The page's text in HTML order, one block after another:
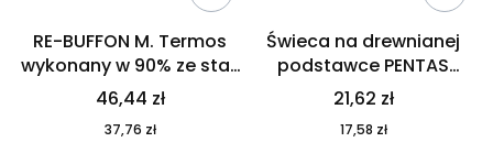
RE-BUFFON M. Termos
wykonany w 90% ze stali
nierdzewnej
pochodzącej z
recyklingu 520 ml 94294
46,44 zł
37,76 zł
Świeca na drewnianej
podstawce PENTAS
MO6282-40
21,62 zł
17,58 zł